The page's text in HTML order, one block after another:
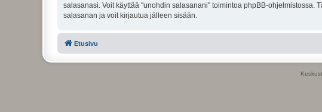
salasanasi. Voit käyttää "unohdin salasanani" toimintoa phpBB-
salasanan ja voit kirjautua jälleen sisään.
Etusivu